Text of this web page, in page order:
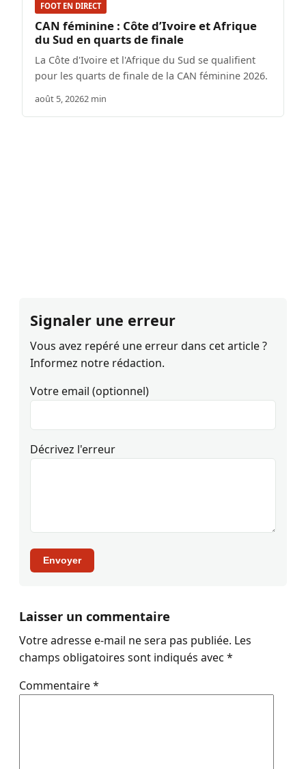
FOOT EN DIRECT
CAN féminine : Côte d’Ivoire et Afrique
du Sud en quarts de finale
La Côte d'Ivoire et l'Afrique du Sud se qualifient
pour les quarts de finale de la CAN féminine 2026.
août 5, 20262 min
Signaler une erreur
Vous avez repéré une erreur dans cet article ?
Informez notre rédaction.
Votre email (optionnel)
Décrivez l'erreur
Envoyer
Laisser un commentaire
Votre adresse e-mail ne sera pas publiée. Les
champs obligatoires sont indiqués avec *
Commentaire*